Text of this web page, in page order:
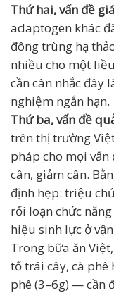
Thứ hai, vấn đề
adaptogen khác
đông trùng hạ
nhiều cho một
cần cân nhắc đây
nghiệm ngắn hạn.
Thứ ba, vấn đề
trên thị trường
pháp cho mọi
cân, giảm cân.
định hẹp: triệu
rối loạn chức
hiệu sinh lực ở
Trong bữa ăn
tố trái cây, cà phê
phê (3–6g) — cần